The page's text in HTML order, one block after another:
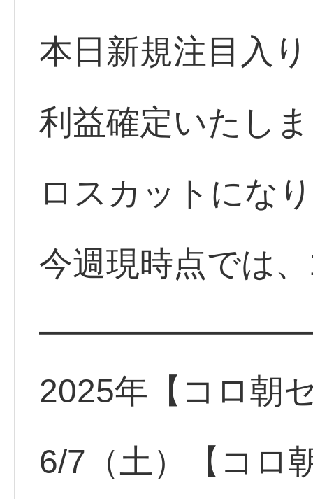
本日新規注目入
利益確定いたし
ロスカットにな
今週現時点では
2025年【コロ朝
6/7（土）【コロ